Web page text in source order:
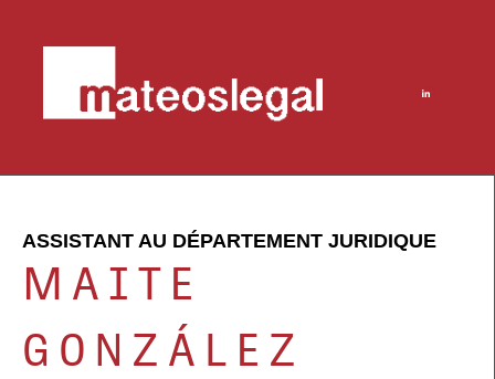
ASSISTANT AU DÉPARTEMENT JURIDIQUE
MAITE
GONZÁLEZ